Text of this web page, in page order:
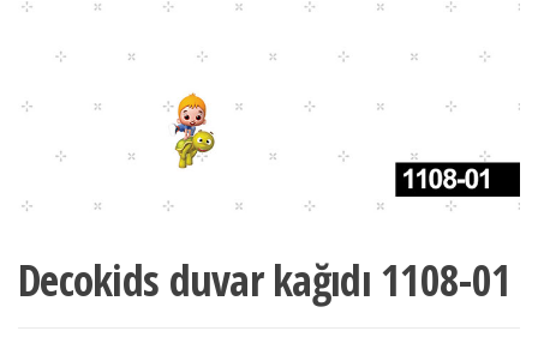
Decokids duvar kağıdı 1108-01